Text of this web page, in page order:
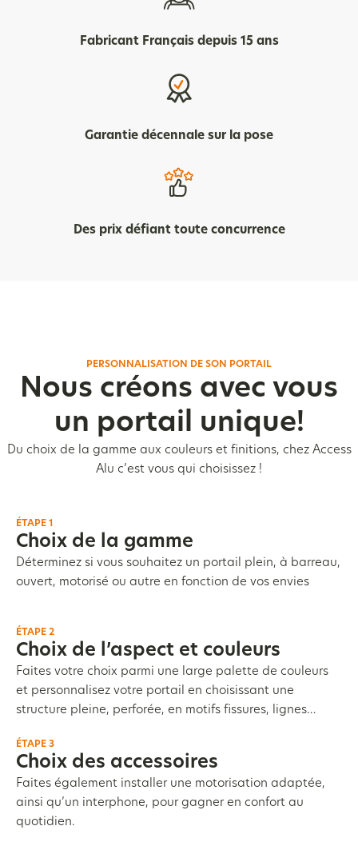
Fabricant Français depuis 15 ans
Garantie décennale sur la pose
Des prix défiant toute concurrence
PERSONNALISATION DE SON PORTAIL
Nous créons avec vous
un portail unique!
Du choix de la gamme aux couleurs et finitions, chez Access
Alu c’est vous qui choisissez !
ÉTAPE 1
Choix de la gamme
Déterminez si vous souhaitez un portail plein, à barreau,
ouvert, motorisé ou autre en fonction de vos envies
ÉTAPE 2
Choix de l’aspect et couleurs
Faites votre choix parmi une large palette de couleurs
et personnalisez votre portail en choisissant une
structure pleine, perforée, en motifs fissures, lignes…
ÉTAPE 3
Choix des accessoires
Faites également installer une motorisation adaptée,
ainsi qu’un interphone, pour gagner en confort au
quotidien.